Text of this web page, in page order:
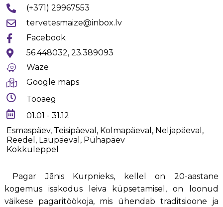
(+371) 29967553
tervetesmaize@inbox.lv
Facebook
56.448032, 23.389093
Waze
Google maps
Tööaeg
01.01 - 31.12
Esmaspäev, Teisipäeval, Kolmapäeval, Neljapäeval,
Reedel, Laupäeval, Pühapäev
Kokkuleppel
Pagar Jānis Kurpnieks, kellel on 20-aastane
kogemus isakodus leiva küpsetamisel, on loonud
väikese pagaritöökoja, mis ühendab traditsioone ja